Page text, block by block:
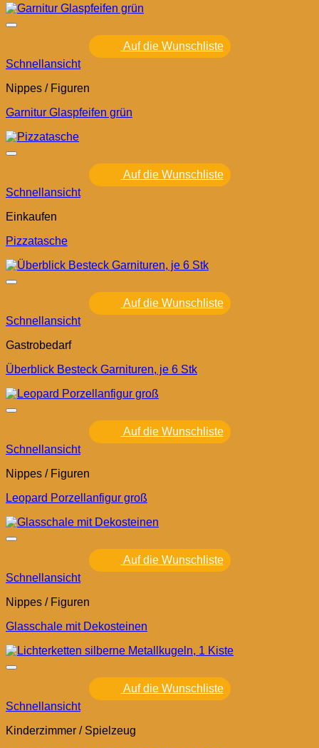
Auf die Wunschliste
Schnellansicht
Nippes / Figuren
Garnitur Glaspfeifen grün
Auf die Wunschliste
Schnellansicht
Einkaufen
Pizzatasche
Auf die Wunschliste
Schnellansicht
Gastrobedarf
Überblick Besteck Garnituren, je 6 Stk
Auf die Wunschliste
Schnellansicht
Nippes / Figuren
Leopard Porzellanfigur groß
Auf die Wunschliste
Schnellansicht
Nippes / Figuren
Glasschale mit Dekosteinen
Auf die Wunschliste
Schnellansicht
Kinderzimmer / Spielzeug